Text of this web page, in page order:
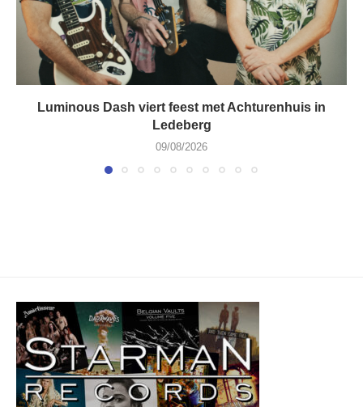
Luminous Dash viert feest met Achturenhuis in
Ledeberg
09/08/2026